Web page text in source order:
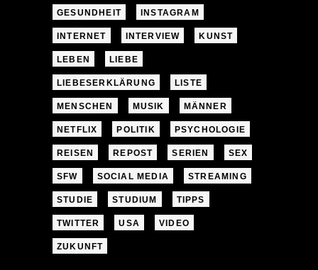
GESUNDHEIT INSTAGRAM
INTERNET INTERVIEW KUNST
LEBEN LIEBE
LIEBESERKLÄRUNG LISTE
MENSCHEN MUSIK MÄNNER
NETFLIX POLITIK PSYCHOLOGIE
REISEN REPOST SERIEN SEX
SFW SOCIAL MEDIA STREAMING
STUDIE STUDIUM TIPPS
TWITTER USA VIDEO
ZUKUNFT